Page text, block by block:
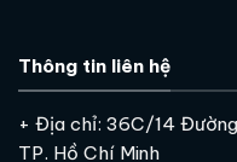
Thông tin liên hệ
+ Địa chỉ: 36C/14
TP. Hồ Chí Minh